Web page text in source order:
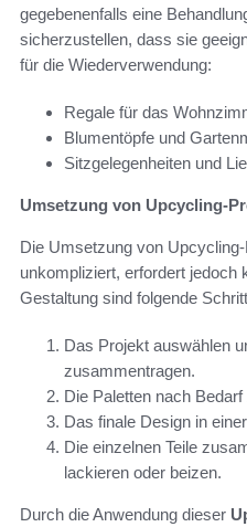
gegebenenfalls eine
sicherzustellen, dass sie
für die Wiederverwendung:
Regale für das
Blumentöpfe und
Sitzgelegenheiten und
Umsetzung von Upcycling-
Die Umsetzung von
unkompliziert, erfordert jedoch
Gestaltung sind folgende
Das Projekt auswählen
zusammentragen.
Die Paletten nach
Das finale Design in
Die einzelnen Teile
lackieren oder beizen.
Durch die Anwendung dieser